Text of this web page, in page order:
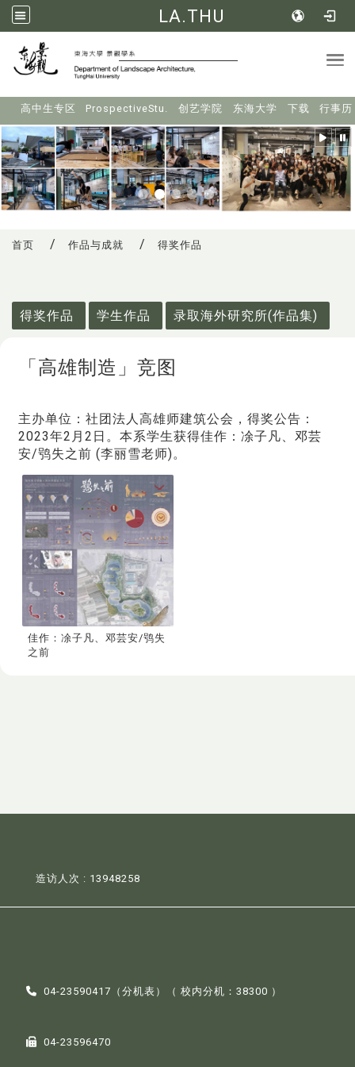
LA.THU
高中生专区 ProspectiveStu. 创艺学院 东海大学 下载 行事历
首页 作品与成就 得奖作品
得奖作品
学生作品 录取海外研究所(作品集)
「高雄制造」竞图
主办单位：社团法人高雄师建筑公会，得奖公告：
2023年2月2日。本系学生获得佳作：凃子凡、邓芸
安/鸮失之前 (李丽雪老师)。
佳作：凃子凡、邓芸安/鸮失
之前
造访人次 : 13948258
04-23590417（分机表 ）（ 校内分机：38300 ）
04-23596470